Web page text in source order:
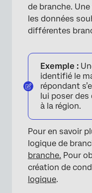
de branche.
les données
différentes
Exemple :
identifié le
répondant
lui poser
à la région.
Pour en savoir
logique de
branche. Pour
création de
logique.